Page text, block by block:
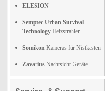
ELESION
Semptec Urban Survival
Technology Heizstrahler
Somikon Kameras für Nistkasten
Zavarius Nachtsicht-Geräte